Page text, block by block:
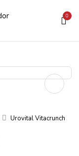
0
Urovital Vitacrunch